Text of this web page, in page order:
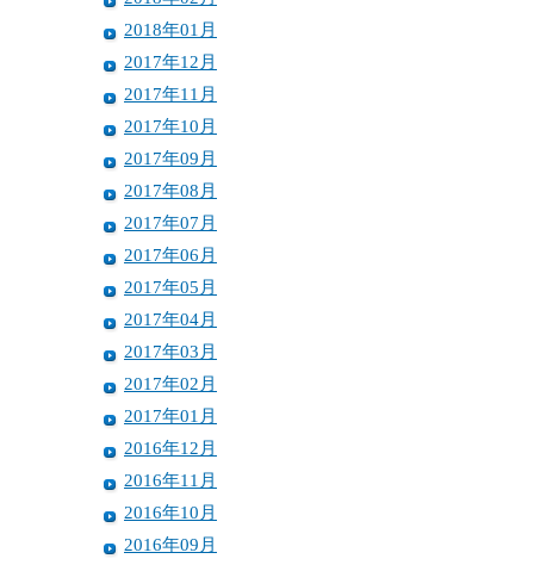
2018年01月
2017年12月
2017年11月
2017年10月
2017年09月
2017年08月
2017年07月
2017年06月
2017年05月
2017年04月
2017年03月
2017年02月
2017年01月
2016年12月
2016年11月
2016年10月
2016年09月